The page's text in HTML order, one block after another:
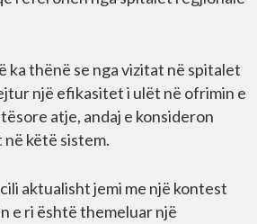
ka thënë se nga vizitat në spitalet
një efikasitet i ulët në ofrimin e
atje, andaj e konsideron
këtë sistem.
aktualisht jemi me një kontest
e ri është themeluar një